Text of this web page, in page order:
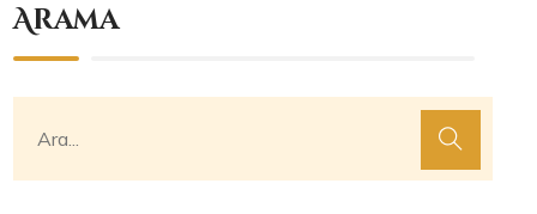
Arama